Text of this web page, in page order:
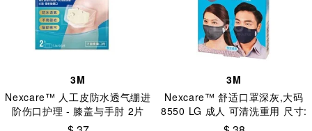
3M
Nexcare™ 人工皮防水透气绷进
阶伤口护理 - 膝盖与手肘 2片
3M
Nexcare™ 舒适口罩深灰,大码
8550 LG 成人 可清洗重用 尺寸:
26 x 16.5 (+-0.5)cm